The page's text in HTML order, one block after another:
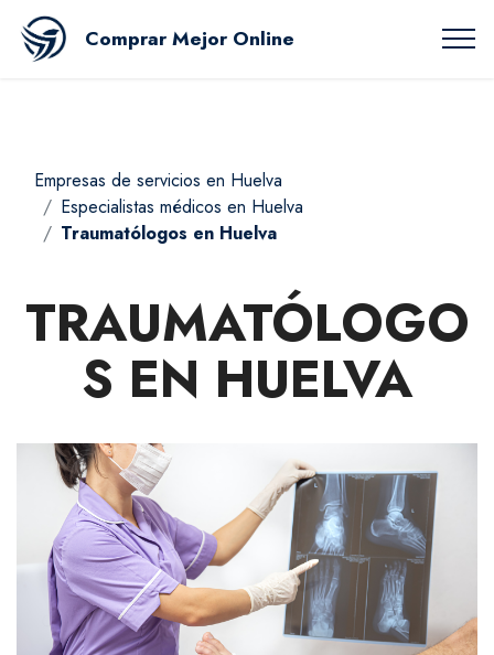
Comprar Mejor Online
Empresas de servicios en Huelva
Especialistas médicos en Huelva
Traumatólogos en Huelva
TRAUMATÓLOGO
S EN HUELVA